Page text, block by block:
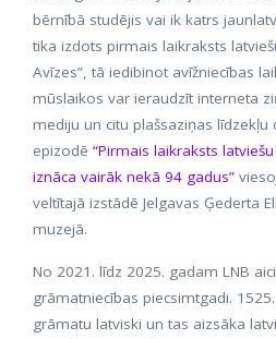
bērnībā studējis vai ik katrs
tika izdots pirmais laikraksts
Avīzes”, tā iedibinot avīžniecības
mūslaikos var ieraudzīt interneta
mediju un citu plašsaziņas līdzekļu
epizodē “Pirmais laikraksts
iznāca vairāk nekā 94 gadus”
veltītajā izstādē Jelgavas Ģederta
muzejā.
No 2021. līdz 2025. gadam LNB
grāmatniecības piecsimtgadi.
grāmatu latviski un tas aizsāka